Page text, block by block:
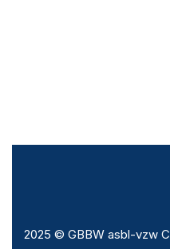
2025 © GBBW asbl-vzw